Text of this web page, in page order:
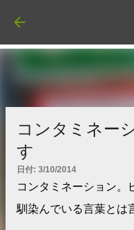
コンタミネー
す
日付: 3/10/2014
コンタミネーション。
馴染んでいる言葉とは